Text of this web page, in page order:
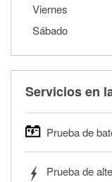
Viernes
Sábado
Servicios en
Prueba de
autos,Prueba de